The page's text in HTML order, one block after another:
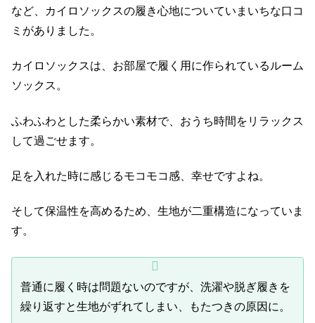
など、カイロソックスの履き心地についていまいちな口コ
ミがありました。
カイロソックスは、お部屋で履く用に作られているルーム
ソックス。
ふわふわとした柔らかい素材で、おうち時間をリラックス
して過ごせます。
足を入れた時に感じるモコモコ感、幸せですよね。
そして保温性を高めるため、生地が二重構造になっていま
す。
普通に履く時は問題ないのですが、洗濯や脱ぎ履きを
繰り返すと生地がずれてしまい、もたつきの原因に。